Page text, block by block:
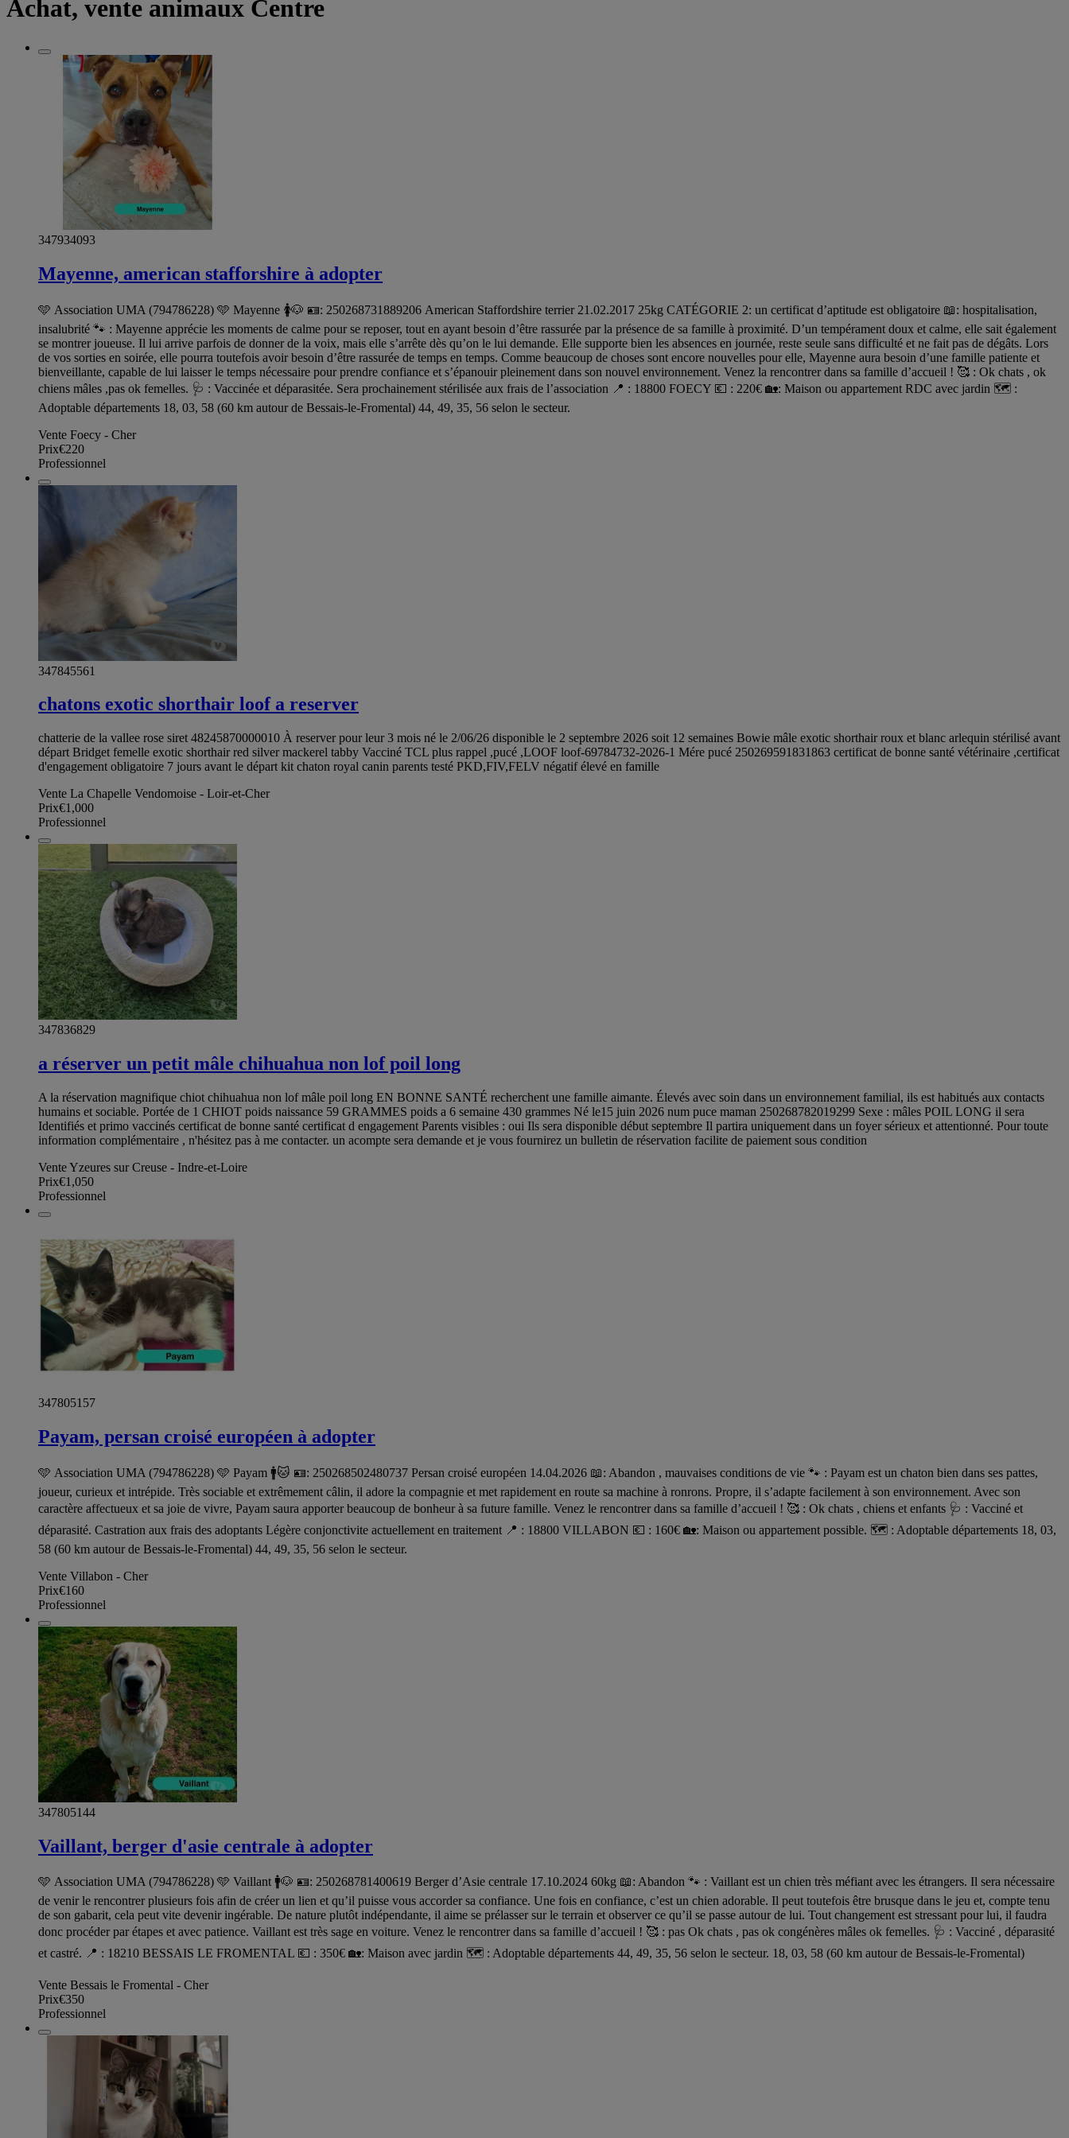
Achat, vente animaux Centre
347934093
Mayenne, american stafforshire à adopter
🩵 Association UMA (794786228) 🩵 Mayenne 🚺🐶 🪪: 250268731889206 American Staffordshire terrier 21.02.2017 25kg CATÉGORIE 2: un certificat d’aptitude est obligatoire 📖: hospitalisation,
insalubrité 🐾 : Mayenne apprécie les moments de calme pour se reposer, tout en ayant besoin d’être rassurée par la présence de sa famille à proximité. D’un tempérament doux et calme, elle sait également
se montrer joueuse. Il lui arrive parfois de donner de la voix, mais elle s’arrête dès qu’on le lui demande. Elle supporte bien les absences en journée, reste seule sans difficulté et ne fait pas de dégâts. Lors
de vos sorties en soirée, elle pourra toutefois avoir besoin d’être rassurée de temps en temps. Comme beaucoup de choses sont encore nouvelles pour elle, Mayenne aura besoin d’une famille patiente et
bienveillante, capable de lui laisser le temps nécessaire pour prendre confiance et s’épanouir pleinement dans son nouvel environnement. Venez la rencontrer dans sa famille d’accueil ! 🥰 : Ok chats , ok
chiens mâles ,pas ok femelles. 🩺 : Vaccinée et déparasitée. Sera prochainement stérilisée aux frais de l’association 📍 : 18800 FOECY 💶 : 220€ 🏡: Maison ou appartement RDC avec jardin 🗺️ :
Adoptable départements 18, 03, 58 (60 km autour de Bessais-le-Fromental) 44, 49, 35, 56 selon le secteur.
Vente Foecy - Cher
Prix€220
Professionnel
347845561
chatons exotic shorthair loof a reserver
chatterie de la vallee rose siret 48245870000010 À reserver pour leur 3 mois né le 2/06/26 disponible le 2 septembre 2026 soit 12 semaines Bowie mâle exotic shorthair roux et blanc arlequin stérilisé avant
départ Bridget femelle exotic shorthair red silver mackerel tabby Vacciné TCL plus rappel ,pucé ,LOOF loof-69784732-2026-1 Mére pucé 250269591831863 certificat de bonne santé vétérinaire ,certificat
d'engagement obligatoire 7 jours avant le départ kit chaton royal canin parents testé PKD,FIV,FELV négatif élevé en famille
Vente La Chapelle Vendomoise - Loir-et-Cher
Prix€1,000
Professionnel
347836829
a réserver un petit mâle chihuahua non lof poil long
A la réservation magnifique chiot chihuahua non lof mâle poil long EN BONNE SANTÉ recherchent une famille aimante. Élevés avec soin dans un environnement familial, ils est habitués aux contacts
humains et sociable. Portée de 1 CHIOT poids naissance 59 GRAMMES poids a 6 semaine 430 grammes Né le15 juin 2026 num puce maman 250268782019299 Sexe : mâles POIL LONG il sera
Identifiés et primo vaccinés certificat de bonne santé certificat d engagement Parents visibles : oui Ils sera disponible début septembre Il partira uniquement dans un foyer sérieux et attentionné. Pour toute
information complémentaire , n'hésitez pas à me contacter. un acompte sera demande et je vous fournirez un bulletin de réservation facilite de paiement sous condition
Vente Yzeures sur Creuse - Indre-et-Loire
Prix€1,050
Professionnel
347805157
Payam, persan croisé européen à adopter
🩵 Association UMA (794786228) 🩵 Payam 🚹🐱 🪪: 250268502480737 Persan croisé européen 14.04.2026 📖: Abandon , mauvaises conditions de vie 🐾 : Payam est un chaton bien dans ses pattes,
joueur, curieux et intrépide. Très sociable et extrêmement câlin, il adore la compagnie et met rapidement en route sa machine à ronrons. Propre, il s’adapte facilement à son environnement. Avec son
caractère affectueux et sa joie de vivre, Payam saura apporter beaucoup de bonheur à sa future famille. Venez le rencontrer dans sa famille d’accueil ! 🥰 : Ok chats , chiens et enfants 🩺 : Vacciné et
déparasité. Castration aux frais des adoptants Légère conjonctivite actuellement en traitement 📍 : 18800 VILLABON 💶 : 160€ 🏡: Maison ou appartement possible. 🗺️ : Adoptable départements 18, 03,
58 (60 km autour de Bessais-le-Fromental) 44, 49, 35, 56 selon le secteur.
Vente Villabon - Cher
Prix€160
Professionnel
347805144
Vaillant, berger d'asie centrale à adopter
🩵 Association UMA (794786228) 🩵 Vaillant 🚹🐶 🪪: 250268781400619 Berger d’Asie centrale 17.10.2024 60kg 📖: Abandon 🐾 : Vaillant est un chien très méfiant avec les étrangers. Il sera nécessaire
de venir le rencontrer plusieurs fois afin de créer un lien et qu’il puisse vous accorder sa confiance. Une fois en confiance, c’est un chien adorable. Il peut toutefois être brusque dans le jeu et, compte tenu
de son gabarit, cela peut vite devenir ingérable. De nature plutôt indépendante, il aime se prélasser sur le terrain et observer ce qu’il se passe autour de lui. Tout changement est stressant pour lui, il faudra
donc procéder par étapes et avec patience. Vaillant est très sage en voiture. Venez le rencontrer dans sa famille d’accueil ! 🥰 : pas Ok chats , pas ok congénères mâles ok femelles. 🩺 : Vacciné , déparasité
et castré. 📍 : 18210 BESSAIS LE FROMENTAL 💶 : 350€ 🏡: Maison avec jardin 🗺️ : Adoptable départements 44, 49, 35, 56 selon le secteur. 18, 03, 58 (60 km autour de Bessais-le-Fromental)
Vente Bessais le Fromental - Cher
Prix€350
Professionnel